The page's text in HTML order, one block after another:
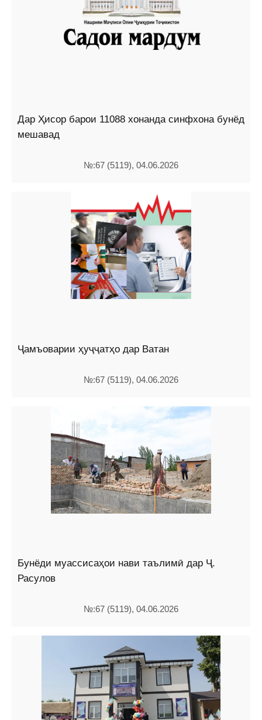
Дар Ҳисор барои 11088 хонанда синфхона бунёд
мешавад
№:67 (5119), 04.06.2026
Ҷамъоварии ҳуҷҷатҳо дар Ватан
№:67 (5119), 04.06.2026
Бунёди муассисаҳои нави таълимӣ дар Ҷ.
Расулов
№:67 (5119), 04.06.2026